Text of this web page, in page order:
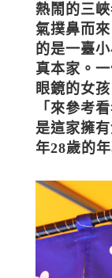
熱鬧的三
氣撲鼻而
的是一臺
真本家。
眼鏡的女
「來參考
是這家擁
年28歲的